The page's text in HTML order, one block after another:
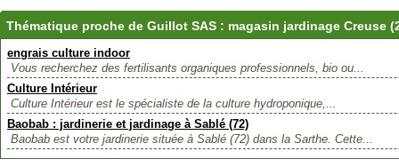
Thématique proche de Guillot SAS : magasin jardinage Creuse
engrais culture indoor
Vous recherchez des fertilisants organiques professionnels, bio ou...
Culture Intérieur
Culture Intérieur est le spécialiste de la culture hydroponique,...
Baobab : jardinerie et jardinage à Sablé (72)
Baobab est votre jardinerie située à Sablé (72) dans la Sarthe. Cette...